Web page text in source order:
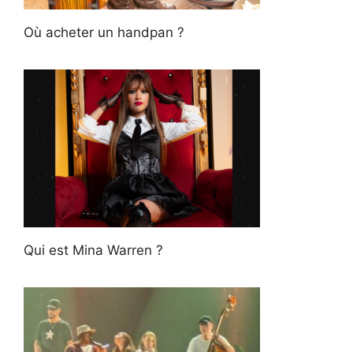
Où acheter un handpan ?
Qui est Mina Warren ?